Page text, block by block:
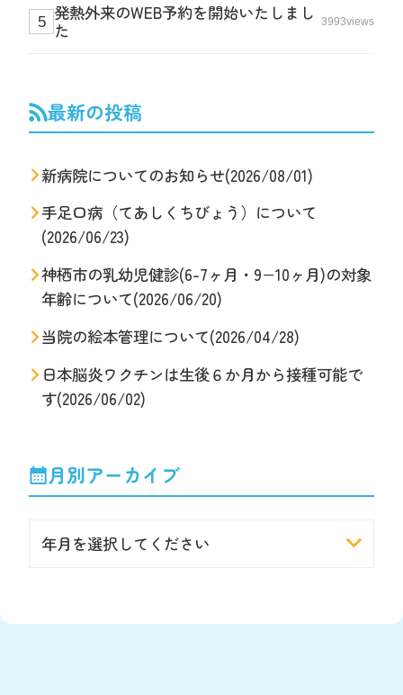
発熱外来のWEB予約を開始いたしまし
た
3993views
最新の投稿
新病院についてのお知らせ(2026/08/01)
手足口病（てあしくちびょう）について
(2026/06/23)
神栖市の乳幼児健診(6-7ヶ月・9−10ヶ月)の対象
年齢について(2026/06/20)
当院の絵本管理について(2026/04/28)
日本脳炎ワクチンは生後６か月から接種可能で
す(2026/06/02)
月別アーカイブ
年月を選択してください